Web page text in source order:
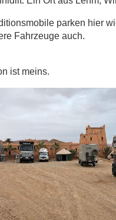
parken hier
Fahrzeuge auch.
ist meins.